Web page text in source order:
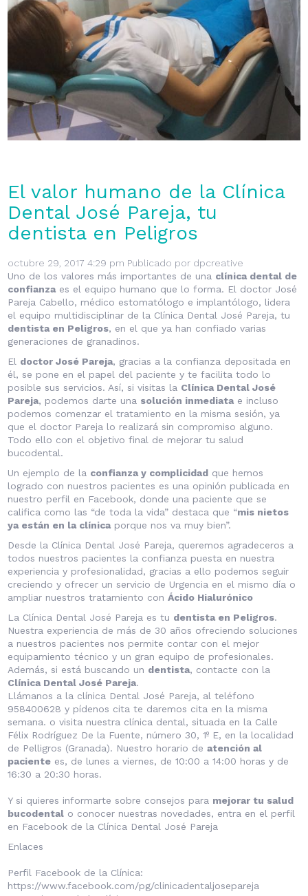
El valor humano de la Clínica
Dental José Pareja, tu
dentista en Peligros
octubre 29, 2017 4:29 pm Publicado por dpcreative
Uno de los valores más importantes de una clínica dental de
confianza es el equipo humano que lo forma. El doctor José
Pareja Cabello, médico estomatólogo e implantólogo, lidera
el equipo multidisciplinar de la Clínica Dental José Pareja, tu
dentista en Peligros, en el que ya han confiado varias
generaciones de granadinos.
El doctor José Pareja, gracias a la confianza depositada en
él, se pone en el papel del paciente y te facilita todo lo
posible sus servicios. Así, si visitas la Clínica Dental José
Pareja, podemos darte una solución inmediata e incluso
podemos comenzar eltratamiento en la misma sesión, ya
que el doctor Pareja lo realizará sin compromiso alguno.
Todo ello con el objetivo final de mejorar tu salud
bucodental.
Un ejemplo de la confianza y complicidad que hemos
logrado con nuestros pacientes es una opinión publicada en
nuestro perfil en Facebook, donde una paciente que se
califica como las “de toda la vida” destaca que “mis nietos
ya están en la clínica porque nos va muy bien”.
Desde la Clínica Dental José Pareja, queremos agradeceros a
todos nuestros pacientes la confianza puesta en nuestra
experiencia y profesionalidad, gracias a ello podemos seguir
creciendo y ofrecer un servicio de Urgencia en el mismo día o
ampliar nuestros tratamiento conÁcido Hialurónico
La Clínica Dental José Pareja es tu dentista en Peligros.
Nuestra experiencia de más de 30 años ofreciendo soluciones
a nuestros pacientes nos permite contar con el mejor
equipamiento técnico y un gran equipo de profesionales.
Además, si está buscando un dentista, contacte con la
Clínica Dental José Pareja.
Llámanos a la clínica Dental José Pareja, al teléfono
958400628 y pídenos cita te daremos cita en la misma
semana. o visita nuestra clínica dental, situada en la Calle
Félix Rodríguez De la Fuente, número 30, 1º E, en la localidad
de Pelligros (Granada). Nuestro horario deatención al
paciente es, de lunes a viernes, de 10:00 a 14:00 horas y de
16:30 a 20:30 horas.
Y si quieres informarte sobre consejos para mejorar tu salud
bucodental o conocer nuestras novedades, entra en el perfil
en Facebook de la Clínica Dental José Pareja
Enlaces
Perfil Facebook de la Clínica:
https://www.facebook.com/pg/clinicadentaljosepareja